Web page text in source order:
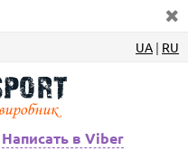
UA | RU
Написать в Viber